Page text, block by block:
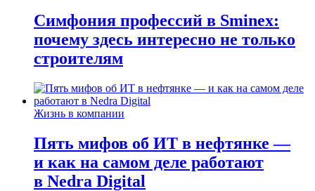
Симфония профессий в Sminex:
почему здесь интересно не только
строителям
Жизнь в компании
Пять мифов об ИТ в нефтянке —
и как на самом деле работают
в Nedra Digital